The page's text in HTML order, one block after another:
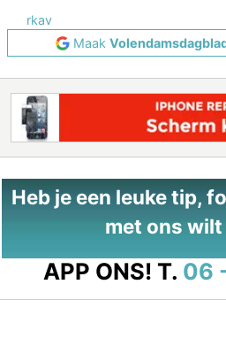
rkav
Maak
Heb je een leuke tip,
met ons wilt
APP ONS! T. 06